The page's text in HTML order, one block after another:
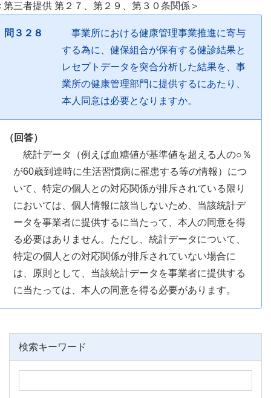
第三者提供 第２７、第２９、第３０条関係＞
問３２８
事業所における健康管理事業推進に寄与
する為に、健保組合が保有する健診結果と
レセプトデータを突合分析した結果を、事
業所の健康管理部門に提供するにあたり、
本人同意は必要となりますか。
（回答）
統計データ（例えば血糖値が基準値を超える人の○％
が60歳到達時に生活習慣病に罹患する等の情報）につ
いて、特定の個人との対応関係が排斥されている限り
においては、個人情報に該当しないため、当該統計デ
ータを事業者に提供するに当たって、本人の同意を得
る必要はありません。ただし、統計データについて、
特定の個人との対応関係が排斥されていない場合に
は、原則として、当該統計データを事業者に提供する
に当たっては、本人の同意を得る必要があります。
検索キーワード